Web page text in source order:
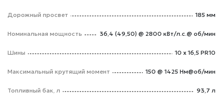
Дорожный просвет 185 мм
Номинальная мощность 36,4 (49,50) @ 2800 кВт/л.с.@ об/мин
Шины 10 х 16,5 PR10
Максимальный крутящий момент 150 @ 1425 Нм@об/мин
Топливный бак, л 93,7 л